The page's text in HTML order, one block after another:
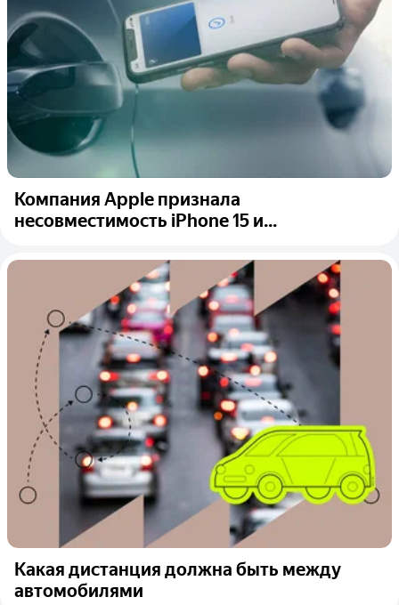
Компания Apple признала
несовместимость iPhone 15 и...
Какая дистанция должна быть между
автомобилями